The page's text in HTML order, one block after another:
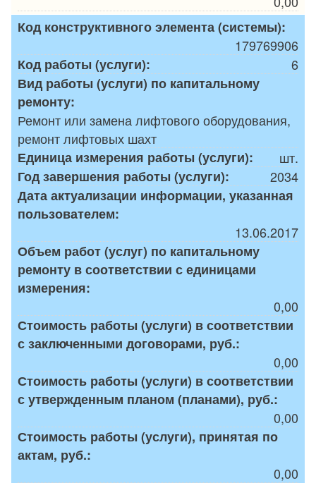
Код конструктивного элемента (системы):
179769906
Код работы (услуги):
6
Вид работы (услуги) по капитальному
ремонту:
Ремонт или замена лифтового оборудования,
ремонт лифтовых шахт
Единица измерения работы (услуги):
шт.
Год завершения работы (услуги):
2034
Дата актуализации информации, указанная
пользователем:
13.06.2017
Объем работ (услуг) по капитальному
ремонту в соответствии с единицами
измерения:
0,00
Стоимость работы (услуги) в соответствии
с заключенными договорами, руб.:
0,00
Стоимость работы (услуги) в соответствии
с утвержденным планом (планами), руб.:
0,00
Стоимость работы (услуги), принятая по
актам, руб.:
0,00